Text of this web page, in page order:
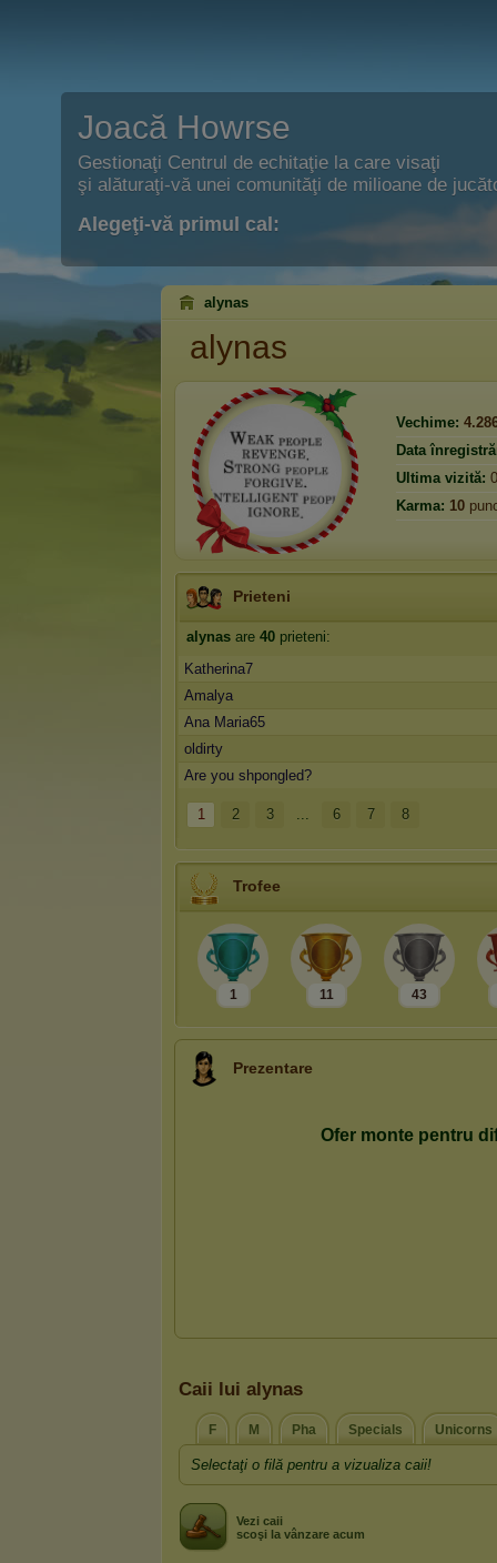
Joacă Howrse
Gestionaţi Centrul de echitaţie la care visaţi
şi alăturaţi-vă unei comunităţi de milioane de
Alegeţi-vă primul cal:
alynas
alynas
Vechime:
Data
Ultima vizită:
Karma: 10
Prieteni
alynas are 40 prieteni:
Katherina7
Amalya
Ana Maria65
oldirty
Are you shpongled?
1 2 3 ... 6 7 8
Trofee
1 11 43
Prezentare
Caii lui alynas
F M Pha Specials Unicorns
Selectaţi o filă pentru a vizualiza caii!
Vezi caii
scoşi la vânzare acum